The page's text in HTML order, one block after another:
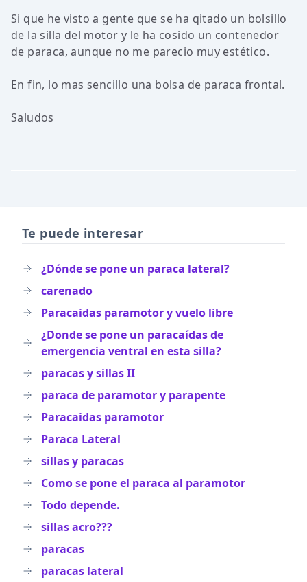
Si que he visto a gente que se ha qitado un bolsillo
de la silla del motor y le ha cosido un contenedor
de paraca, aunque no me parecio muy estético.
En fin, lo mas sencillo una bolsa de paraca frontal.
Saludos
Te puede interesar
¿Dónde se pone un paraca lateral?
carenado
Paracaidas paramotor y vuelo libre
¿Donde se pone un paracaídas de
emergencia ventral en esta silla?
paracas y sillas II
paraca de paramotor y parapente
Paracaidas paramotor
Paraca Lateral
sillas y paracas
Como se pone el paraca al paramotor
Todo depende.
sillas acro???
paracas
paracas lateral